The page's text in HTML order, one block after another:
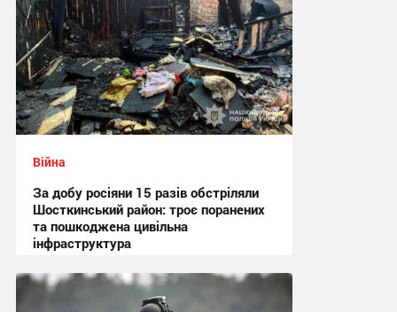
Війна
За добу росіяни 15 разів обстріляли
Шосткинський район: троє поранених
та пошкоджена цивільна
інфраструктура
08:41 сьогодні